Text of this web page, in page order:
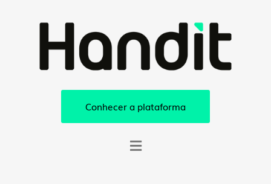
Conhecer a plataforma